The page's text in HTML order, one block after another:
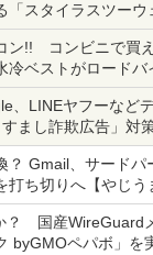
「スタイラスツー
書き込める
ン!! コンビニで買
冷ベストがロード
その14】【空いた
、LINEヤフーなど
まし詐欺広告」対
投資詐欺などへの対
？ Gmail、サードパ
打ち切りへ【やじう
？ 国産WireGuard
byGMOペパボ」を